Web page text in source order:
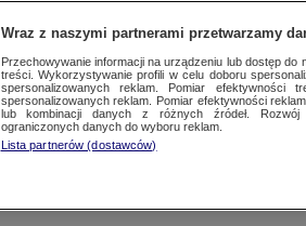
Wraz z naszymi partnerami przetwarzamy
Przechowywanie informacji na urządzeniu lub dostęp do
treści. Wykorzystywanie profili w celu doboru
spersonalizowanych reklam. Pomiar efektywności
spersonalizowanych reklam. Pomiar efektywności
lub kombinacji danych z różnych źródeł. Rozwój
ograniczonych danych do wyboru reklam.
Lista partnerów (dostawców)